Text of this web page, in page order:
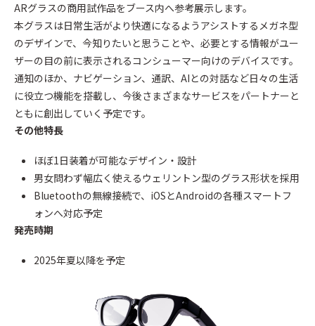
ARグラスの商用試作品をブース内へ参考展示します。
本グラスは日常生活がより快適になるようアシストするメガネ型
のデザインで、今知りたいと思うことや、必要とする情報がユー
ザーの目の前に表示されるコンシューマー向けのデバイスです。
通知のほか、ナビゲーション、通訳、AIとの対話など日々の生活
に役立つ機能を搭載し、今後さまざまなサービスをパートナーと
ともに創出していく予定です。
その他特長
ほぼ1日装着が可能なデザイン・設計
男女問わず幅広く使えるウェリントン型のグラス形状を採用
Bluetoothの無線接続で、iOSとAndroidの各種スマートフ
ォンへ対応予定
発売時期
2025年夏以降を予定